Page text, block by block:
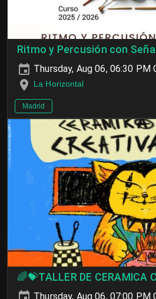
Ritmo y Percusión con
Thursday, Aug 06, 06:30 PM
La Horizontal
Madrid
🌈💝TALLER DE CERAMICA
Thursday, Aug 06, 07:00